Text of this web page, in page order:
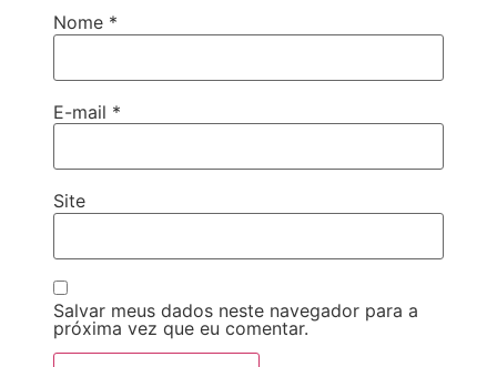
Nome *
E-mail *
Site
Salvar meus dados neste navegador para a
próxima vez que eu comentar.